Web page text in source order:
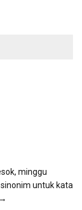
minggu
untuk kata